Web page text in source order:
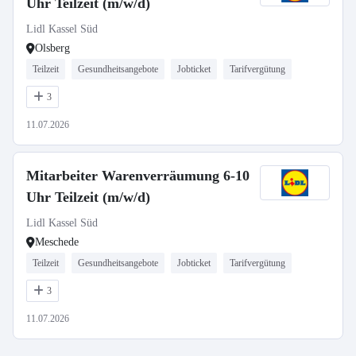
Uhr Teilzeit (m/w/d)
Lidl Kassel Süd
Olsberg
Teilzeit Gesundheitsangebote Jobticket Tarifvergütung
3
11.07.2026
Mitarbeiter Warenverräumung 6-10
Uhr Teilzeit (m/w/d)
Lidl Kassel Süd
Meschede
Teilzeit Gesundheitsangebote Jobticket Tarifvergütung
3
11.07.2026